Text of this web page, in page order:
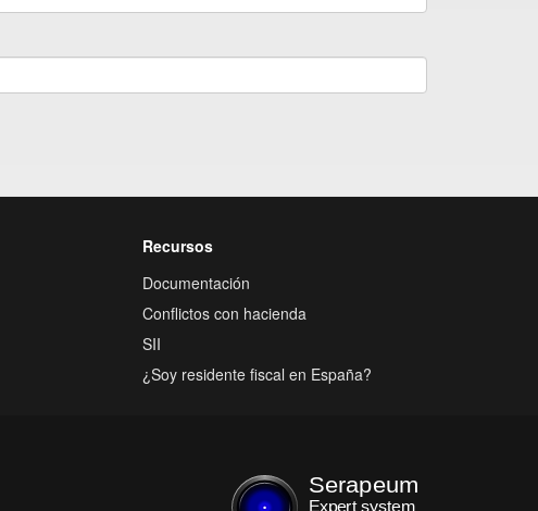
Recursos
Documentación
Conflictos con hacienda
SII
¿Soy residente fiscal en España?